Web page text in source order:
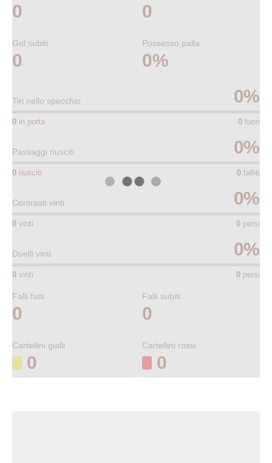
0 0
Gol subiti
0
Possesso palla
0%
Tiri nello specchio 0%
0 in porta 0 fuori
Passaggi riusciti 0%
0 riusciti 0 falliti
Contrasti vinti 0%
0 vinti 0 persi
Duelli vinti 0%
0 vinti 0 persi
Falli fatti
0
Falli subiti
0
Cartellini gialli
0
Cartellini rossi
0